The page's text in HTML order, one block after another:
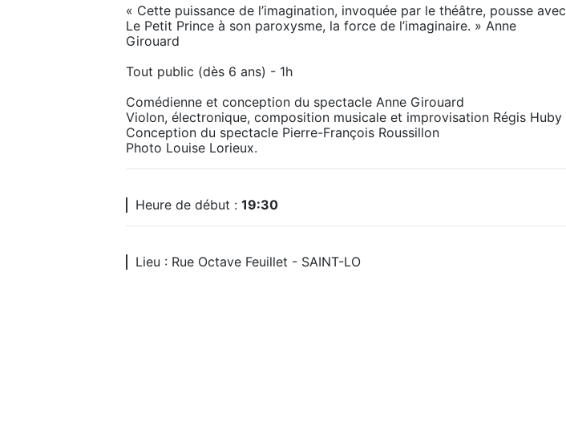
« Cette puissance de l’imagination, invoquée par le théâtre, pousse avec
Le Petit Prince à son paroxysme, la force de l’imaginaire. » Anne
Girouard
Tout public (dès 6 ans) - 1h
Comédienne et conception du spectacle Anne Girouard
Violon, électronique, composition musicale et improvisation Régis Huby
Conception du spectacle Pierre-François Roussillon
Photo Louise Lorieux.
Heure de début : 19:30
Lieu : Rue Octave Feuillet - SAINT-LO